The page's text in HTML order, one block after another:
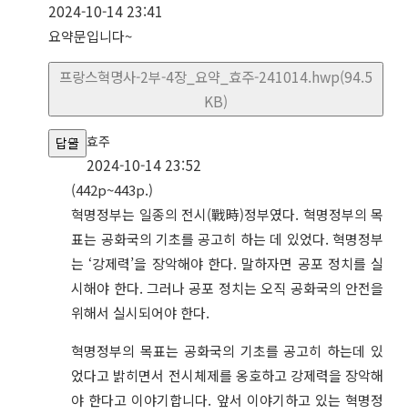
2024-10-14 23:41
요약문입니다~
프랑스혁명사-2부-4장_요약_효주-241014.hwp(94.5
KB)
답글 효주
2024-10-14 23:52
(442p~443p.)
혁명정부는 일종의 전시(戰時)정부였다. 혁명정부의 목
표는 공화국의 기초를 공고히 하는 데 있었다. 혁명정부
는 ‘강제력’을 장악해야 한다. 말하자면 공포 정치를 실
시해야 한다. 그러나 공포 정치는 오직 공화국의 안전을
위해서 실시되어야 한다.
혁명정부의 목표는 공화국의 기초를 공고히 하는데 있
었다고 밝히면서 전시체제를 옹호하고 강제력을 장악해
야 한다고 이야기합니다. 앞서 이야기하고 있는 혁명정